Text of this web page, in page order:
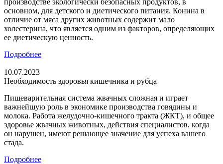
основном, для детского и диетического питания. Конина в
отличие от мяса других животных содержит мало
холестерина, что является одним из факторов, определяющих
ее диетическую ценность.
Подробнее
10.07.2023
Необходимость здоровья кишечника и рубца
Пищеварительная система жвачных сложная и играет
важнейшую роль в экономике производства говядины и
молока. Работа желудочно-кишечного тракта (ЖКТ), и общее
здоровье жвачных животных, действия специалистов, когда
он нарушен, имеют решающее значение для успеха вашего
стада.
Подробнее